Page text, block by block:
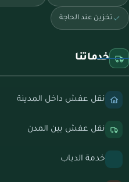
تخزين عند الحاجة
خدماتنا
نقل عفش داخل المدينة
نقل عفش بين المدن
خدمة الدباب